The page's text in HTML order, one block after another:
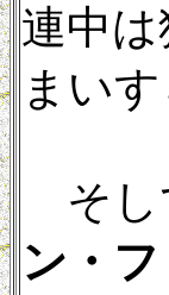
連中
まい
そし
ン・フ